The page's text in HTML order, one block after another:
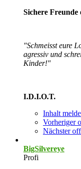
Sichere
"Schmeisst eure
agressiv und
Kinder!"
I.D.I.O.T.
Inhalt
Vorheriger
Nächster
BigSilvereye
Profi